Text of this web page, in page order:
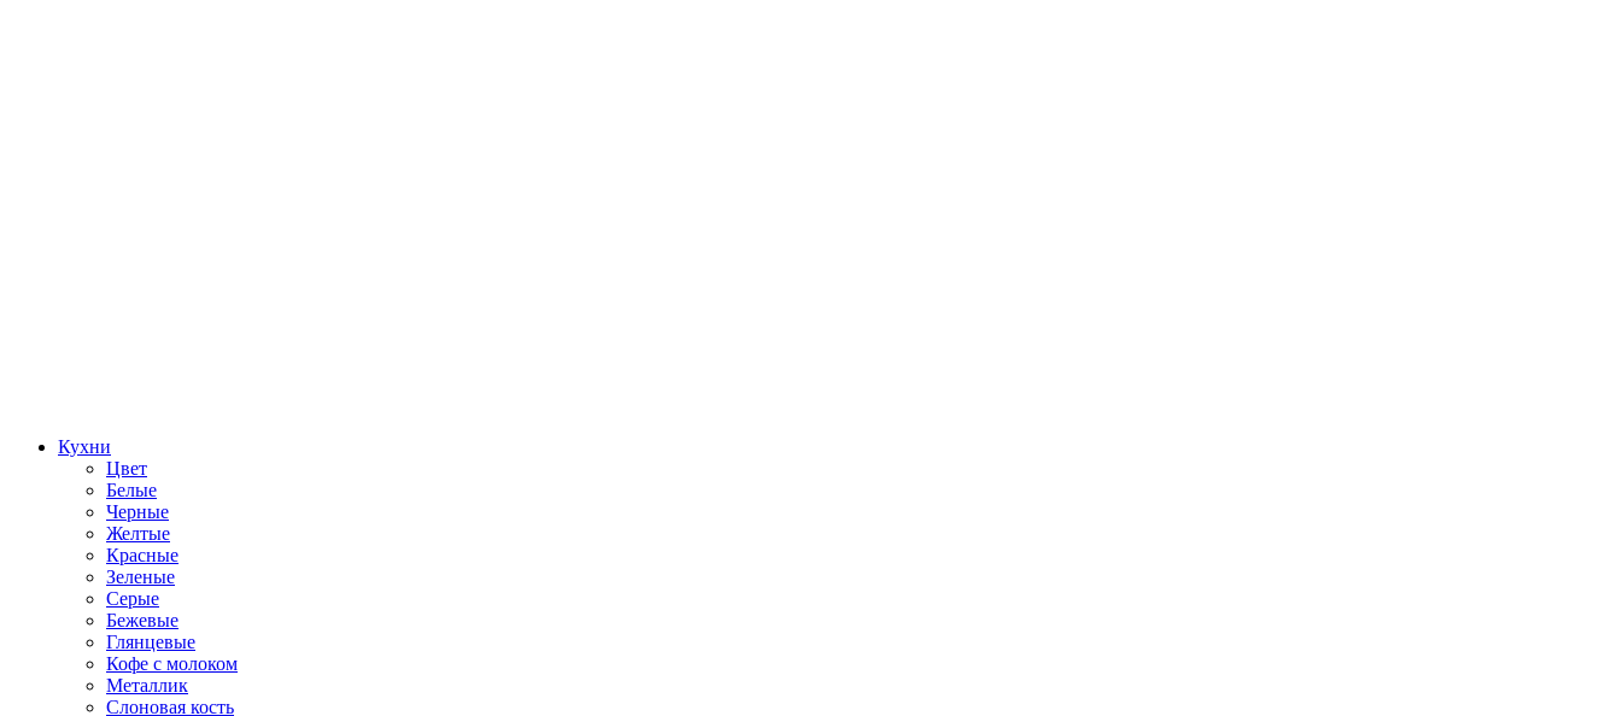
Кухни
Цвет
Белые
Черные
Желтые
Красные
Зеленые
Серые
Бежевые
Глянцевые
Кофе с молоком
Металлик
Слоновая кость